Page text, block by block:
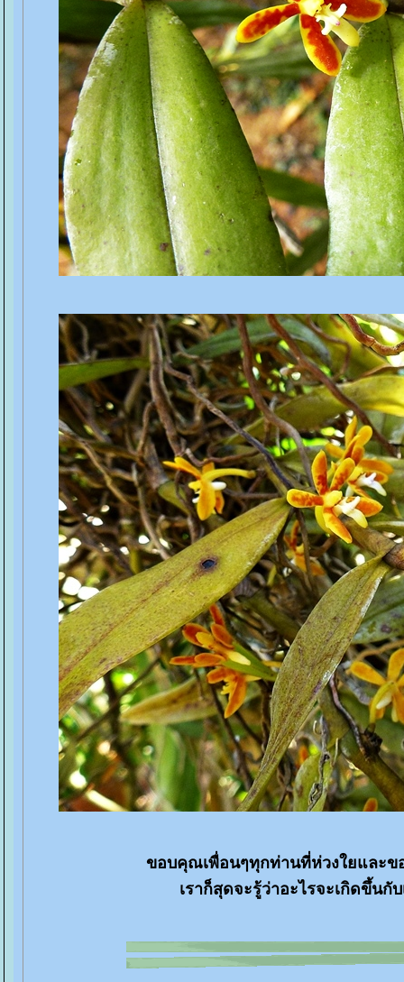
ขอบคุณเพื่อนๆทุกท่านที่ห่วงใยและข
เราก็สุดจะรู้ว่าอะไรจะเกิดขึ้นกั